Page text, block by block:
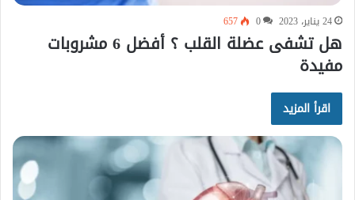
24 يناير، 2023 0
657
هل تشفى عضلة القلب ؟ أفضل 6 مشروبات
مفيدة
اقرأ المزيد